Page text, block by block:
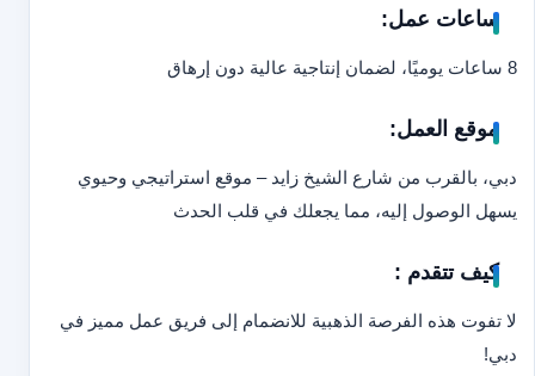
ساعات عمل:
8 ساعات يوميًا، لضمان إنتاجية عالية دون إرهاق
موقع العمل:
دبي، بالقرب من شارع الشيخ زايد – موقع استراتيجي وحيوي
يسهل الوصول إليه، مما يجعلك في قلب الحدث
كيف تتقدم :
لا تفوت هذه الفرصة الذهبية للانضمام إلى فريق عمل مميز في
دبي!